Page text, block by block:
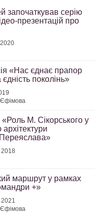
започаткував серію
презентацій про
«Нас єднає прапор
поколінь»
«Роль М. Сікорського у
маршрут у рамках
+»